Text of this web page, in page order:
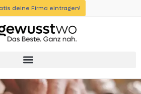
deine Firma eintragen!